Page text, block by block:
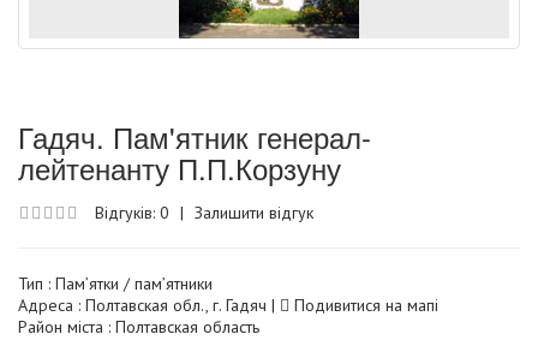
Гадяч. Пам'ятник генерал-
лейтенанту П.П.Корзуну
Відгуків: 0 | Залишити відгук
Тип : Пам’ятки / пам’ятники
Адреса : Полтавская обл., г. Гадяч |
Подивитися на мапі
Район міста : Полтавская область